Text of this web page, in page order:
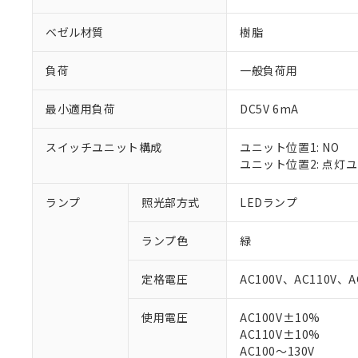
ベゼル材質 樹脂
負荷 一般負荷用
最小適用負荷 DC5V 6mA
スイッチユニット構成
ユニット位置1: NO
ユニット位置2: 点灯
ランプ 照光部方式 LEDランプ
ランプ色 緑
定格電圧 AC100V、AC110V、
使用電圧
AC100V±10%
AC110V±10%
AC100～130V
ご利用条件
※1 対応状況
対応済み：EU
対応予定：EU
対応予定なし：
調査・確認中：
非該当品：ライセ
仕入先様の事情に
※1 中国